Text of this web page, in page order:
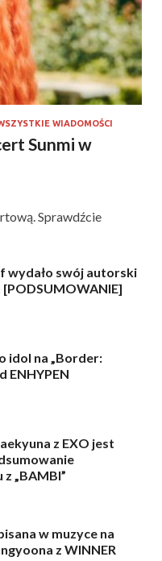
WIADOMOŚCI
Sunmi w
Sprawdźcie
wydało swój autorski
idol na „Border:
ENHYPEN
z EXO jest
„BAMBI”
w muzyce na
z WINNER